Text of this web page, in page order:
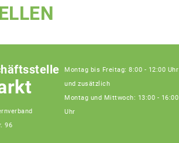
96
Montag bis Freitag: 8:00 - 12:00 Uhr
und zusätzlich
Montag und Mittwoch: 13:00 - 16:00
Uhr